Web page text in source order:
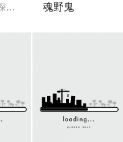
森林公安的热血使命，讲
陷苛政与蛇祸双重绝境，异
魂野鬼